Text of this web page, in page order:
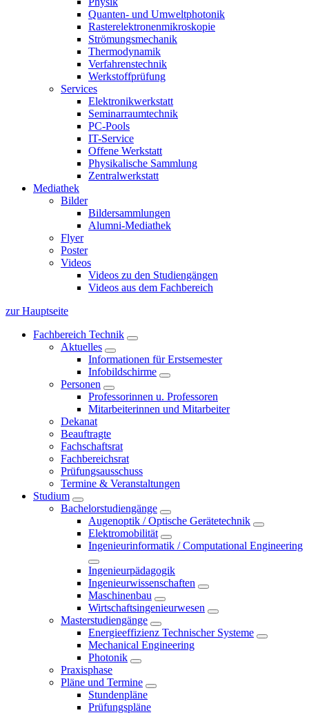
Quanten- und Umweltphotonik
Rasterelektronenmikroskopie
Strömungsmechanik
Thermodynamik
Verfahrenstechnik
Werkstoffprüfung
Services
Elektronikwerkstatt
Seminarraumtechnik
PC-Pools
IT-Service
Offene Werkstatt
Physikalische Sammlung
Zentralwerkstatt
Mediathek
Bilder
Bildersammlungen
Alumni-Mediathek
Flyer
Poster
Videos
Videos zu den Studiengängen
Videos aus dem Fachbereich
zur Hauptseite
Fachbereich Technik
Aktuelles
Informationen für Erstsemester
Infobildschirme
Personen
Professorinnen u. Professoren
Mitarbeiterinnen und Mitarbeiter
Dekanat
Beauftragte
Fachschaftsrat
Fachbereichsrat
Prüfungsausschuss
Termine & Veranstaltungen
Studium
Bachelorstudiengänge
Augenoptik / Optische Gerätetechnik
Elektromobilität
Ingenieurinformatik / Computational Engineering
Ingenieurpädagogik
Ingenieurwissenschaften
Maschinenbau
Wirtschaftsingenieurwesen
Masterstudiengänge
Energieeffizienz Technischer Systeme
Mechanical Engineering
Photonik
Praxisphase
Pläne und Termine
Stundenpläne
Prüfungspläne